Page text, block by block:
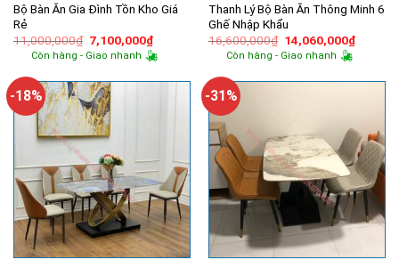
Bộ Bàn Ăn Gia Đình Tồn Kho Giá
Rẻ
11,000,000₫ Giá
gốc
là:
7,100,000₫Giá
hiện
tại
7,100,000₫.
Còn hàng - Giao nhanh
Thanh Lý Bộ Bàn Ăn Thông Minh 6
Ghế Nhập Khẩu
16,600,000₫ Giá
gốc
là:
14,060,000₫Giá
hiện
Còn hàng - Giao nhanh
-18% -31%